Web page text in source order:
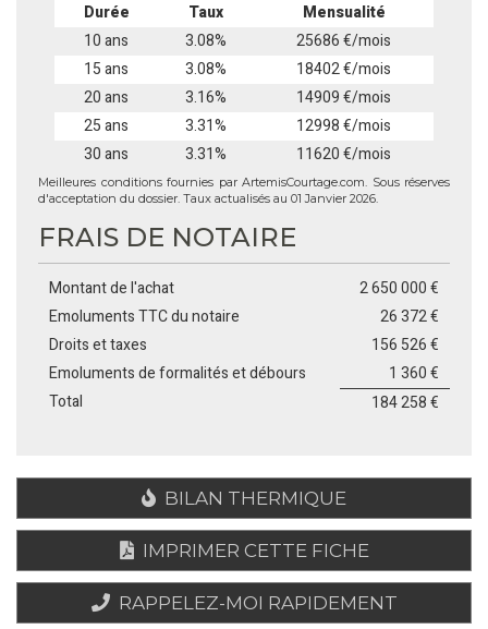
Durée Taux
Mensualité
10 ans
3.08%
25686 €/mois
15 ans
3.08%
18402 €/mois
20 ans
3.16%
14909 €/mois
25 ans
3.31%
12998 €/mois
30 ans
3.31% 11620 €/mois
Meilleures conditions fournies par ArtemisCourtage.com. Sous réserves
d'acceptation du dossier. Taux actualisés au 01 Janvier 2026.
FRAIS DE NOTAIRE
Montant de l'achat
2 650 000 €
Emoluments TTC du notaire
26 372 €
Droits et taxes
156 526 €
Emoluments de formalités et débours
1 360 €
Total
184 258 €
BILAN THERMIQUE
IMPRIMER CETTE FICHE
RAPPELEZ-MOI RAPIDEMENT